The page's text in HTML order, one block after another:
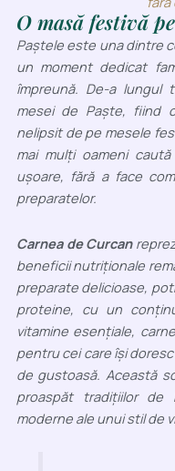
O masă festivă
Paștele este una dintre
un moment dedicat
împreună. De-a lungul
mesei de Paște, fiind
nelipsit de pe mesele
mai mulți oameni
ușoare, fără a face
preparatelor.
Carnea de Curcan
beneficii nutriționale
preparate delicioase,
proteine, cu un
vitamine esențiale,
pentru cei care își
de gustoasă. Această
proaspăt tradițiilor de
moderne ale unui stil de